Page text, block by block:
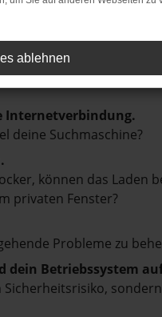
Internetverbindung.
deine Suchmaschine?
können das
privaten Fenster?
Probleme zu
dein Betriebssystem
ablehnen